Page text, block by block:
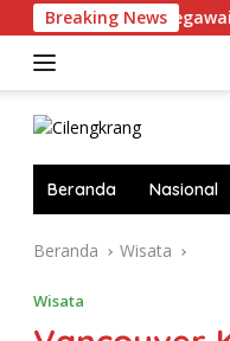
Breaking News
Pegawai Kejaksaan,
Beranda Nasional
Beranda Wisata
Wisata